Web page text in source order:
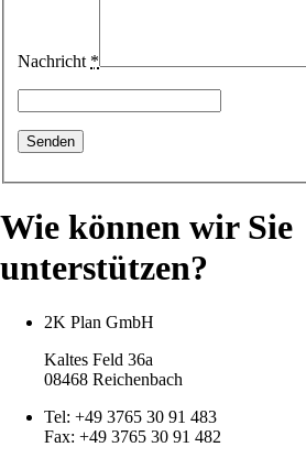
Nachricht *
Wie können wir Sie
unterstützen?
2K Plan GmbH
Kaltes Feld 36a
08468 Reichenbach
Tel: +49 3765 30 91 483
Fax: +49 3765 30 91 482